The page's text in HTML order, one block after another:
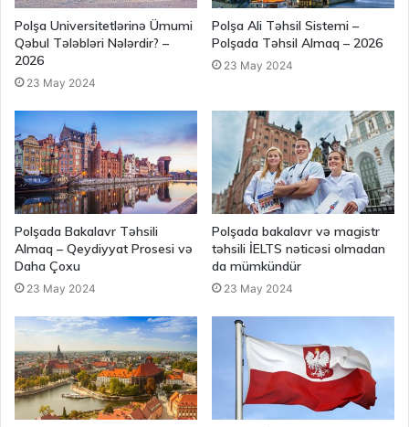
Polşa Universitetlərinə Ümumi
Qəbul Tələbləri Nələrdir? –
2026
23 May 2024
Polşa Ali Təhsil Sistemi –
Polşada Təhsil Almaq – 2026
23 May 2024
Polşada Bakalavr Təhsili
Almaq – Qeydiyyat Prosesi və
Daha Çoxu
23 May 2024
Polşada bakalavr və magistr
təhsili İELTS nəticəsi olmadan
da mümkündür
23 May 2024